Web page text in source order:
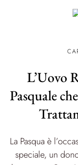
L’Uovo
Pasquale
La Pasqua è
speciale, un